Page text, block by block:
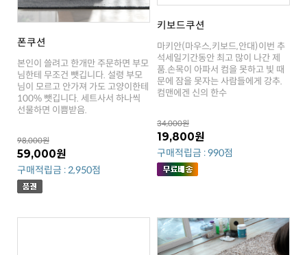
폰쿠션
선물하면 이쁨받음.
98,000원
59,000원
구매적립금 : 2,950점
키보드쿠션
컴맨에겐 신의 한수
34,000원
19,800원
구매적립금 : 990점